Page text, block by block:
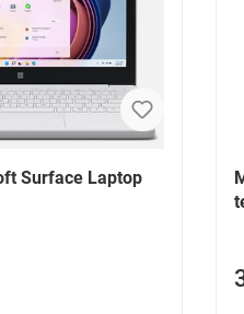
Surface Laptop